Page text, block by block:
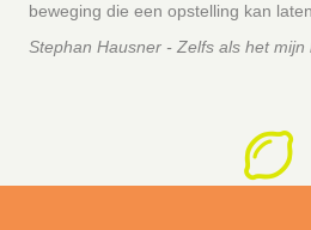
beweging die een opstelling kan
Stephan Hausner - Zelfs als het mijn